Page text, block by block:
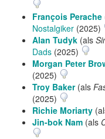
François Perache
Nostalgiker (2025)
Alan Tudyk (als
Dads (2025)
Morgan Peter
(2025)
Troy Baker(als
(2025)
Richie Moriarty
Jin-bok Nam (als